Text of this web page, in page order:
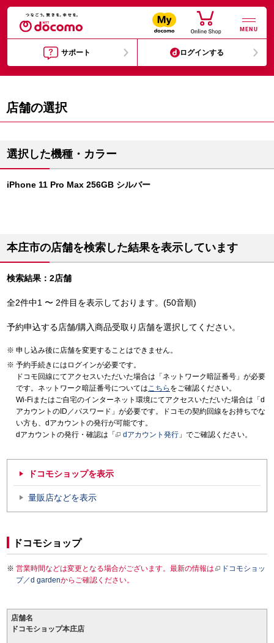
MENU
サポート ログインする
店舗の選択
選択した機種・カラー
iPhone 11 Pro Max 256GB シルバー
本庄市の店舗を検索した結果を表示しています
検索結果：2店舗
全2件中1 〜 2件目を表示しております。(50音順)
予約申込する店舗/購入商品受取り店舗を選択してください。
申し込み後に店舗を変更することはできません。
予約手続きにはログインが必要です。
ドコモ回線にてアクセスいただいた場合は「ネットワーク暗証番号」が必要
です。ネットワーク暗証番号についてはこちら をご確認ください。
Wi-Fiまたはご自宅のインターネット環境にてアクセスいただいた場合は「d
アカウントのID／パスワード」が必要です。ドコモの契約回線をお持ちでな
い方も、dアカウントの発行が可能です。
dアカウントの発行・確認は「
dアカウント発行 」でご確認ください。
ドコモショップを表示
量販店などを表示
ドコモショップ
営業時間などは変更となる場合がございます。最新の情報は
ドコモショッ
プ／d gardenからご確認ください。
店舗名
ドコモショップ本庄店